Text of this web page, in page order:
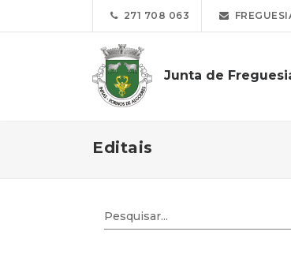
271 708 063
Junta de
Editais